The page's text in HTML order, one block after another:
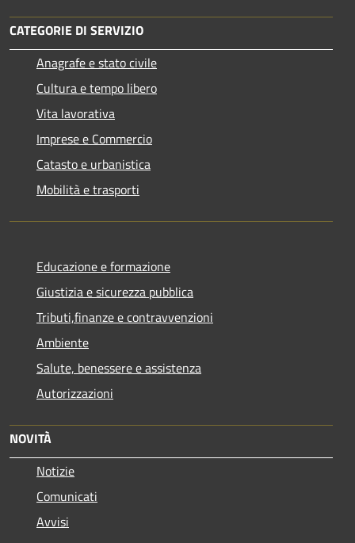
CATEGORIE DI SERVIZIO
Anagrafe e stato civile
Cultura e tempo libero
Vita lavorativa
Imprese e Commercio
Catasto e urbanistica
Mobilità e trasporti
Educazione e formazione
Giustizia e sicurezza pubblica
Tributi,finanze e contravvenzioni
Ambiente
Salute, benessere e assistenza
Autorizzazioni
NOVITÀ
Notizie
Comunicati
Avvisi